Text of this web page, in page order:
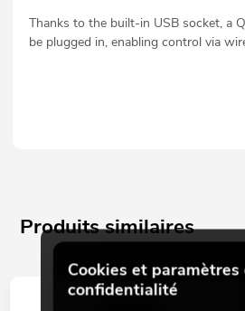
Thanks to the built-in USB socket, a
be plugged in, enabling control via
Produits similaires
Cookies et paramètres
confidentialité